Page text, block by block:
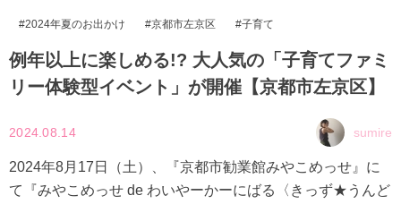
2024年夏のお出かけ 京都市左京区 子育て
例年以上に楽しめる!? 大人気の「子育てファミ
リー体験型イベント」が開催【京都市左京区】
2024.08.14 sumire
2024年8月17日（土）、『京都市勧業館みやこめっせ』に
て『みやこめっせ de わいやーかーにばる〈きっず★うんど